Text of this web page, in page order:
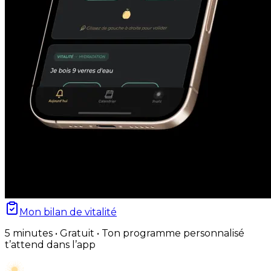
Mon bilan de vitalité
5 minutes • Gratuit • Ton programme personnalisé
t’attend dans l’app